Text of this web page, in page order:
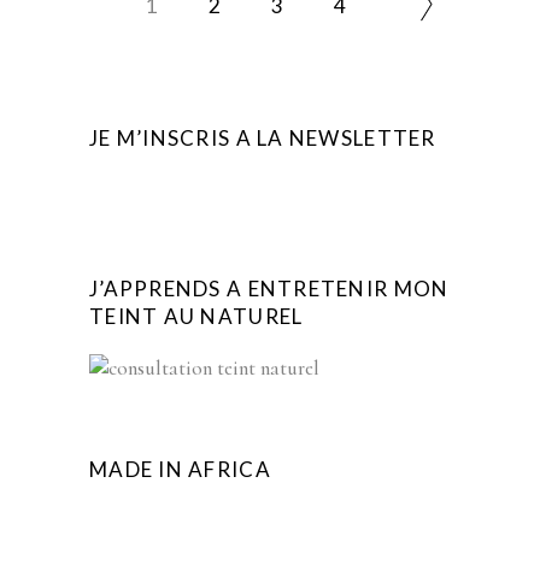
1 2 3 4
JE M’INSCRIS A LA NEWSLETTER
J’APPRENDS A ENTRETENIR MON
TEINT AU NATUREL
MADE IN AFRICA